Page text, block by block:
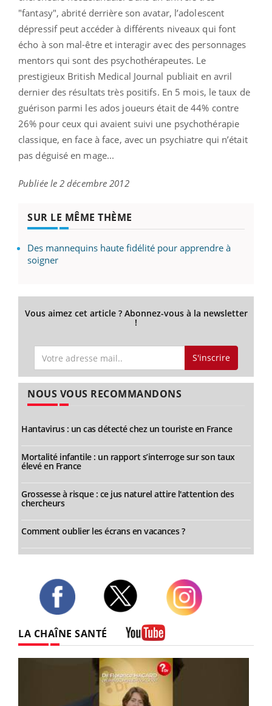
"fantasy", abrité derrière son avatar, l’adolescent
dépressif peut accéder à différents niveaux qui font
écho à son mal-être et interagir avec des personnages
mentors qui sont des psychothérapeutes. Le
prestigieux British Medical Journal publiait en avril
dernier des résultats très positifs. En 5 mois, le taux de
guérison parmi les ados joueurs était de 44% contre
26% pour ceux qui avaient suivi une psychothérapie
classique, en face à face, avec un psychiatre qui n’était
pas déguisé en mage...
Publiée le 2 décembre 2012
SUR LE MÊME THÈME
Des mannequins haute fidélité pour apprendre à
soigner
Vous aimez cet article ? Abonnez-vous à la newsletter
!
S'inscrire
NOUS VOUS RECOMMANDONS
Hantavirus : un cas détecté chez un touriste en France
Mortalité infantile : un rapport s’interroge sur son taux
élevé en France
Grossesse à risque : ce jus naturel attire l'attention des
chercheurs
Comment oublier les écrans en vacances ?
LA CHAÎNE SANTÉ